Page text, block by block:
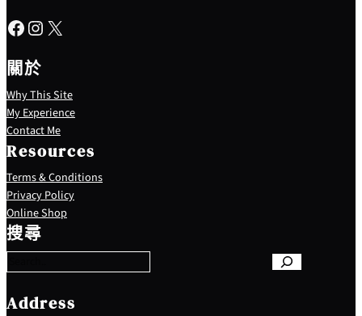
Facebook Instagram X
關於
Why This Site
My Experience
Contact Me
Resources
Terms & Conditions
Privacy Policy
Online Shop
搜尋
S
e
a
c
h
Address